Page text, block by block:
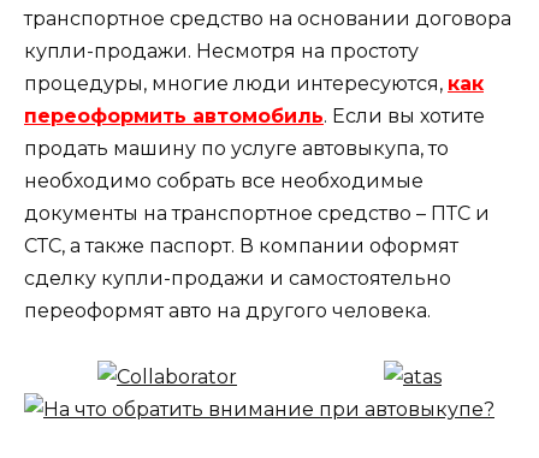
транспортное средство на основании договора
купли-продажи. Несмотря на простоту
процедуры, многие люди интересуются, как
переоформить автомобиль. Если вы хотите
продать машину по услуге автовыкупа, то
необходимо собрать все необходимые
документы на транспортное средство – ПТС и
СТС, а также паспорт. В компании оформят
сделку купли-продажи и самостоятельно
переоформят авто на другого человека.